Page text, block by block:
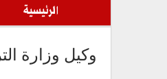
الرئيسية
وكيل وزارة